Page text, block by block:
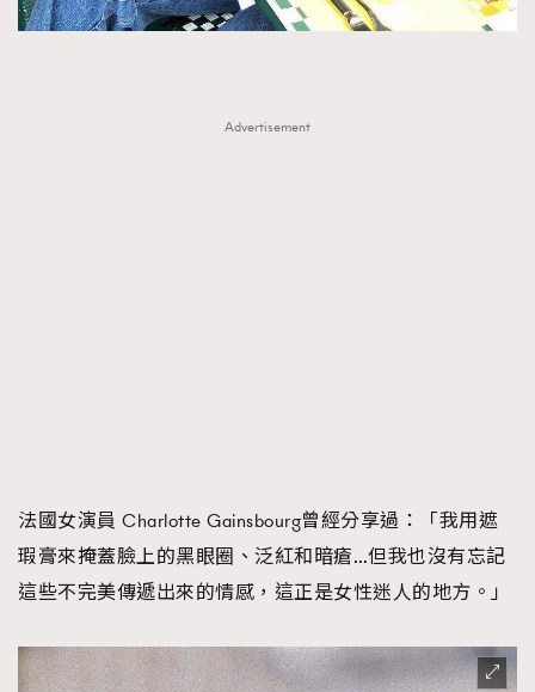
Advertisement
法國女演員 Charlotte Gainsbourg曾經分享過：「我用遮
瑕膏來掩蓋臉上的黑眼圈、泛紅和暗瘡…但我也沒有忘記
這些不完美傳遞出來的情感，這正是女性迷人的地方。」